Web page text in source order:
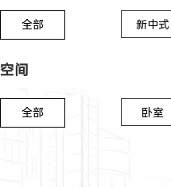
全部 新中式
空间
全部 卧室